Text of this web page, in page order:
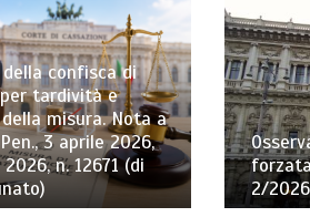
confisca di
tardività e
misura. Nota a
3 aprile 2026,
n. 12671 (di
2/